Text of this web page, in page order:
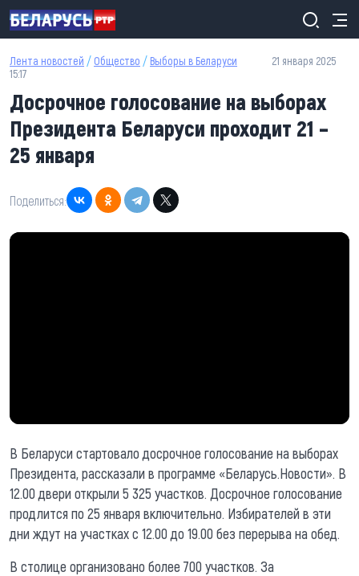
Перейти к основному содержанию
Лента новостей / Общество / Выборы в Беларуси
21 января 2025
15:17
Досрочное голосование на выборах
Президента Беларуси проходит 21 –
25 января
Поделиться:
В Беларуси стартовало досрочное голосование на выборах
Президента, рассказали в программе «Беларусь.Новости». В
12.00 двери открыли 5 325 участков. Досрочное голосование
продлится по 25 января включительно. Избирателей в эти
дни ждут на участках с 12.00 до 19.00 без перерыва на обед.
В столице организовано более 700 участков. За